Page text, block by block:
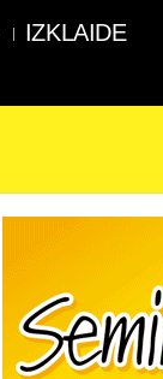
IZKLAIDE